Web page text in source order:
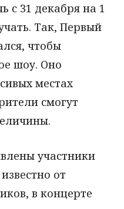
с 31 декабря на 1
Так, Первый
чтобы
шоу. Оно
местах
смогут
участники
от
в концерте